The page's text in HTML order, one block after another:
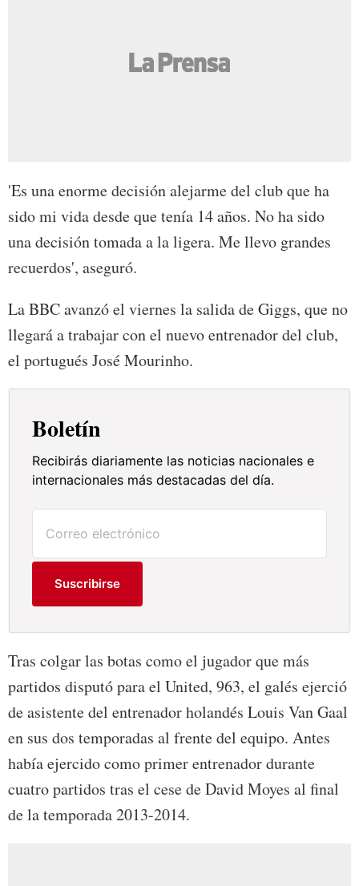
'Es una enorme decisión alejarme del club que ha
sido mi vida desde que tenía 14 años. No ha sido
una decisión tomada a la ligera. Me llevo grandes
recuerdos', aseguró.
La BBC avanzó el viernes la salida de Giggs, que no
llegará a trabajar con el nuevo entrenador del club,
el portugués José Mourinho.
Boletín
Recibirás diariamente las noticias nacionales e
internacionales más destacadas del día.
Suscribirse
Tras colgar las botas como el jugador que más
partidos disputó para el United, 963, el galés ejerció
de asistente del entrenador holandés Louis Van Gaal
en sus dos temporadas al frente del equipo. Antes
había ejercido como primer entrenador durante
cuatro partidos tras el cese de David Moyes al final
de la temporada 2013-2014.